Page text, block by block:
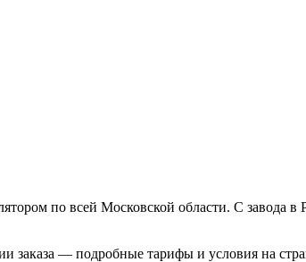
по всей Московской области. С
заказа — подробные тарифы и условия на